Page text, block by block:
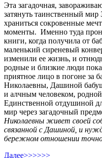
Эта загадочная,
затянуть таинственный мир
храниться сокровенные
моменты. Именно туда
книги, когда получила от
маленький сиреневый
изменили ее жизнь, и
родные и близкие люди
приятное лицо в погоне за
Николаевны, Дашиной
и алчным человеком,
Единственной отдушиной
мир через загадочный
Николаевны живет своей
связанной с Дашиной, и
бережном отношении
Далее>>>>>>